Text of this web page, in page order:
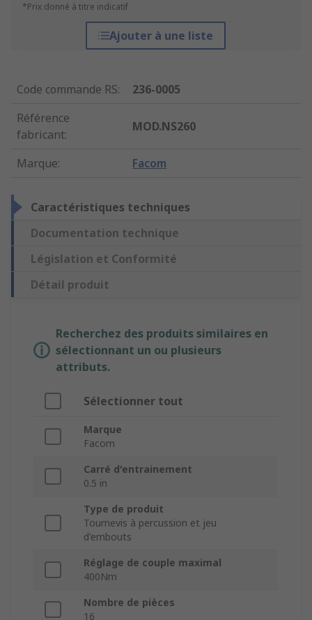
*Prix donné à titre indicatif
Ajouter à une liste
Code commande RS:
236-0005
Référence
fabricant:
MOD.NS260
Marque: Facom
Caractéristiques techniques
Documentation technique
Législation et Conformité
Détail produit
Recherchez des produits similaires en
sélectionnant un ou plusieurs
attributs.
Sélectionner tout
Marque
Facom
Carré d'entrainement
0.5 in
Type de produit
Tournevis à percussion et jeu
d'embouts
Réglage de couple maximal
400Nm
Nombre de pièces
16